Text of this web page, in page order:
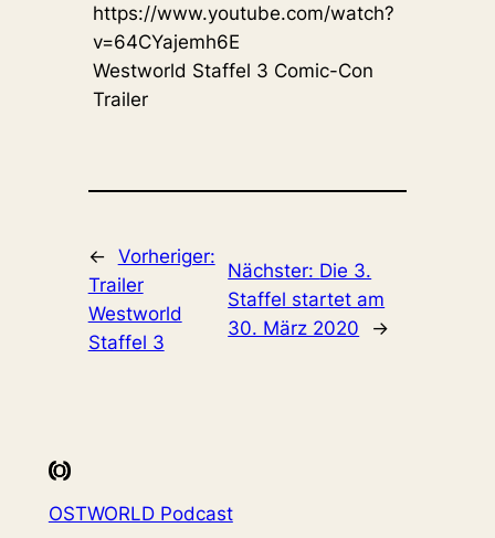
https://www.youtube.com/watch?
v=64CYajemh6E
Westworld Staffel 3 Comic-Con
Trailer
← Vorheriger:
Trailer
Westworld
Staffel 3
Nächster: Die 3.
Staffel startet am
30. März 2020
→
OSTWORLD Podcast